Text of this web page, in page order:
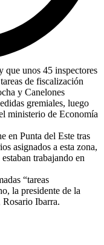
unos 45 inspectores
de fiscalización
y Canelones
gremiales, luego
ministerio de Economía
en Punta del Este tras
asignados a esta zona,
trabajando en
“tareas
la presidente de la
Ibarra.